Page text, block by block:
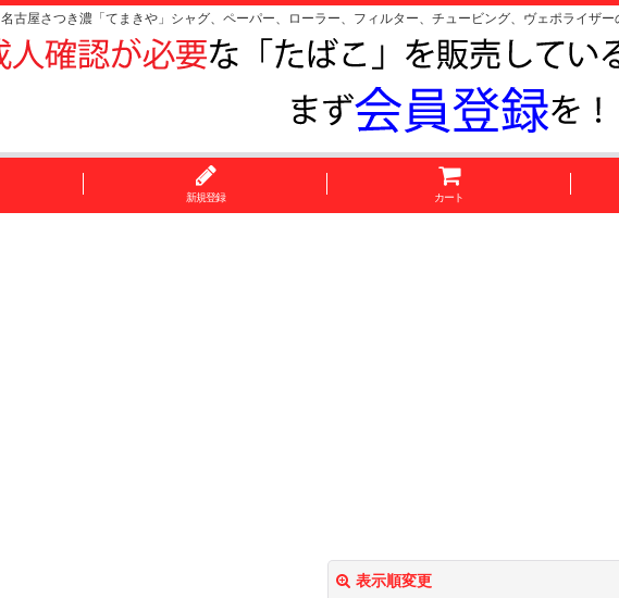
名古屋さつき濃「てまきや」シャグ、ペーパー、ローラー、フィルター、チュービング、ヴェポライザー
新規登録 カート
表示順変更